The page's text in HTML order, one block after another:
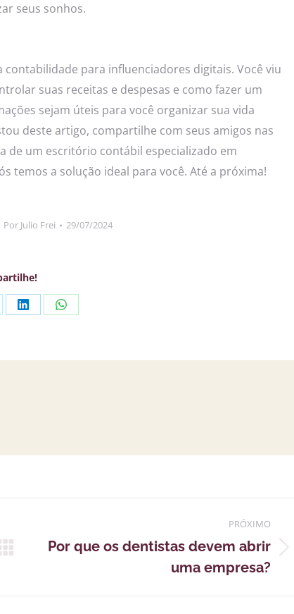
seus sonhos.
para influenciadores digitais. Você viu
suas receitas e despesas e como fazer um
sejam úteis para você organizar sua vida
deste artigo, compartilhe com seus amigos nas
de um escritório contábil especializado em
temos a solução ideal para você. Até a próxima!
Por Julio Frei 29/07/2024
Partilhar
LinkedIn
Partilhar
WhatsApp
PRÓXIMO
Próximo
Por que os dentistas devem abrir
uma empresa?